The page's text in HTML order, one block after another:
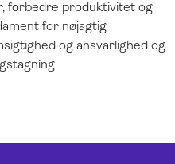
forbedre produktivitet og
for nøjagtig
og ansvarlighed og